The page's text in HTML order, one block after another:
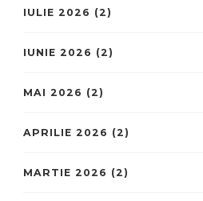
IULIE 2026 (2)
IUNIE 2026 (2)
MAI 2026 (2)
APRILIE 2026 (2)
MARTIE 2026 (2)